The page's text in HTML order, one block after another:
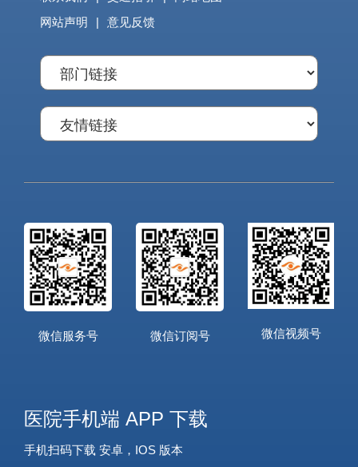
网站声明
意见反馈
微信服务号 微信订阅号 微信视频号
医院手机端 APP 下载
手机扫码下载 安卓，IOS 版本